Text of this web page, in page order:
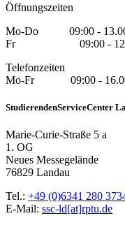
Öffnungszeiten
Mo-Do 09:00 -
Fr 09:00 -
Telefonzeiten
Mo-Fr 09:00 -
StudierendenServiceCenter
Marie-Curie-Straße 5 a
1. OG
Neues Messegelände
76829 Landau
Tel.: +49 (0)6341 280
E-Mail: ssc-ld[at]rptu.de